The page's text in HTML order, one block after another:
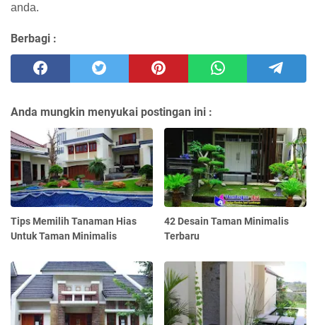
anda.
Berbagi :
Anda mungkin menyukai postingan ini :
Tips Memilih Tanaman Hias
Untuk Taman Minimalis
42 Desain Taman Minimalis
Terbaru